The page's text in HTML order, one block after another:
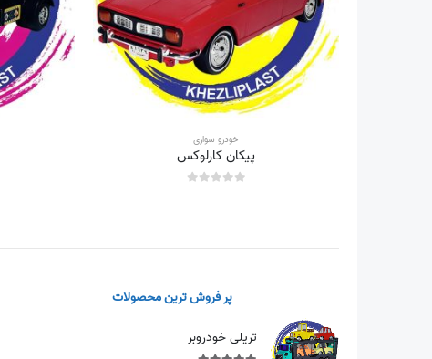
خودرو سواری
پیکان کارلوکس
پر فروش ترین محصولات
تریلی خودروبر